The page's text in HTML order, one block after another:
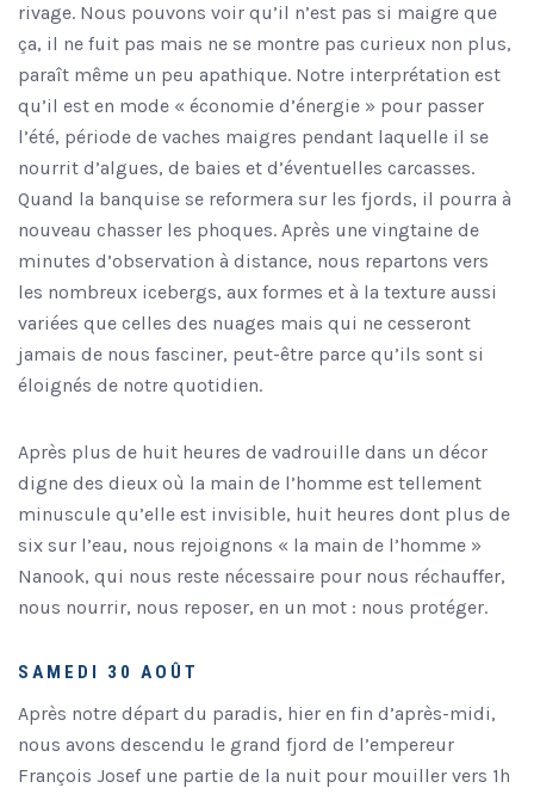
rivage. Nous pouvons voir qu’il n’est pas si maigre que
ça, il ne fuit pas mais ne se montre pas curieux non plus,
paraît même un peu apathique. Notre interprétation est
qu’il est en mode « économie d’énergie » pour passer
l’été, période de vaches maigres pendant laquelle il se
nourrit d’algues, de baies et d’éventuelles carcasses.
Quand la banquise se reformera sur les fjords, il pourra à
nouveau chasser les phoques. Après une vingtaine de
minutes d’observation à distance, nous repartons vers
les nombreux icebergs, aux formes et à la texture aussi
variées que celles des nuages mais qui ne cesseront
jamais de nous fasciner, peut-être parce qu’ils sont si
éloignés de notre quotidien.
Après plus de huit heures de vadrouille dans un décor
digne des dieux où la main de l’homme est tellement
minuscule qu’elle est invisible, huit heures dont plus de
six sur l’eau, nous rejoignons « la main de l’homme »
Nanook, qui nous reste nécessaire pour nous réchauffer,
nous nourrir, nous reposer, en un mot : nous protéger.
SAMEDI 30 AOÛT
Après notre départ du paradis, hier en fin d’après-midi,
nous avons descendu le grand fjord de l’empereur
François Josef une partie de la nuit pour mouiller vers 1h